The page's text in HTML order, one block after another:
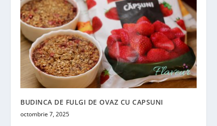
BUDINCA DE FULGI DE OVAZ CU CAPSUNI
octombrie 7, 2025